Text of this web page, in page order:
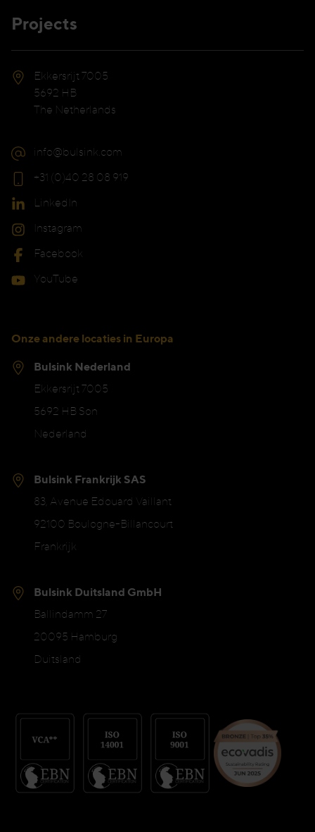
Projects
Ekkersrijt 7005
5692 HB
The Netherlands
info@bulsink.com
+31 (0)40 28 08 919
LinkedIn
Instagram
Facebook
YouTube
Onze andere locaties in Europa
Bulsink Nederland
Ekkersrijt 7005
5692 HB Son
Nederland
Bulsink Frankrijk SAS
83, Avenue Edouard Vaillant
92100 Boulogne-Billancourt
Frankrijk
Bulsink Duitsland GmbH
Ballindamm 27
20095 Hamburg
Duitsland